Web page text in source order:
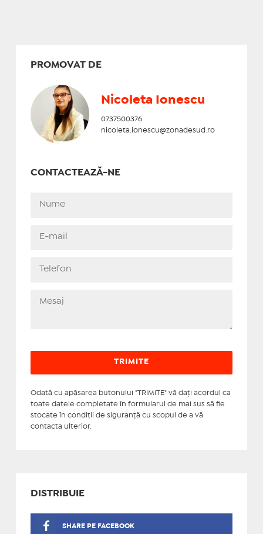
PROMOVAT DE
Nicoleta Ionescu
0737500376
nicoleta.ionescu@zonadesud.ro
CONTACTEAZĂ-NE
Odată cu apăsarea butonului "TRIMITE" vă daţi acordul ca
toate datele completate în formularul de mai sus să fie
stocate în condiţii de siguranţă cu scopul de a vă
contacta ulterior.
DISTRIBUIE
SHARE PE FACEBOOK